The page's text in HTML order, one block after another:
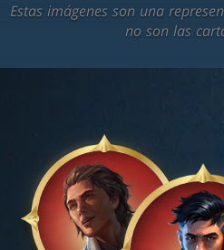
Estas imágenes son una
no son las